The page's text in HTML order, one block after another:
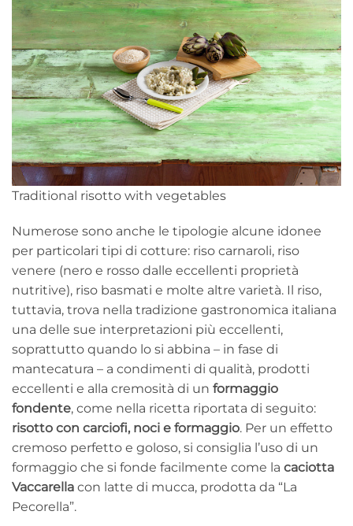
Traditional risotto with vegetables
Numerose sono anche le tipologie alcune idonee
per particolari tipi di cotture: riso carnaroli, riso
venere (nero e rosso dalle eccellenti proprietà
nutritive), riso basmati e molte altre varietà. Il riso,
tuttavia, trova nella tradizione gastronomica italiana
una delle sue interpretazioni più eccellenti,
soprattutto quando lo si abbina – in fase di
mantecatura – a condimenti di qualità, prodotti
eccellenti e alla cremosità di un formaggio
fondente, come nella ricetta riportata di seguito:
risotto con carciofi, noci e formaggio. Per un effetto
cremoso perfetto e goloso, si consiglia l’uso di un
formaggio che si fonde facilmente come la caciotta
Vaccarella con latte di mucca, prodotta da “La
Pecorella”.